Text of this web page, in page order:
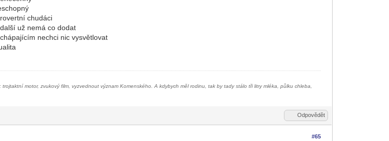
chudáci
už nemá co dodat
nechci nic vysvětlovat
motor, zvukový film, vyzvednout význam Komenského. A kdybych měl rodinu, tak by tady stálo tři litry mléka, půlku chleba,
Odpovědět
#65